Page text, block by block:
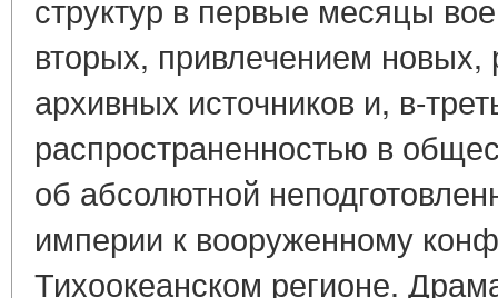
структур в первые месяцы
вторых, привлечением новых,
архивных источников и, в-
распространенностью в
об абсолютной
империи к вооруженному
Тихоокеанском регионе.